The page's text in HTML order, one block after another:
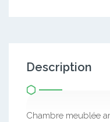
Description
Chambre meublée